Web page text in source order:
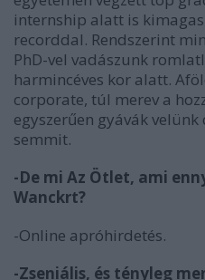
internship alatt is
recorddal. Rendszerint
PhD-vel vadászunk
harmincéves kor alatt.
corporate, túl merev a
egyszerűen gyávák
semmit.
-De mi Az Ötlet, ami
Wanckrt?
-Online apróhirdetés.
-Zseniális, és tényleg